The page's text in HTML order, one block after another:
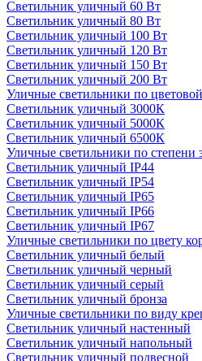
Светильник уличный 60 Вт
Светильник уличный 80 Вт
Светильник уличный 100 Вт
Светильник уличный 120 Вт
Светильник уличный 150 Вт
Светильник уличный 200 Вт
Уличные светильники по
Cветильник уличный 3000К
Cветильник уличный 5000К
Cветильник уличный 6500К
Уличные светильники по степени
Светильник уличный IP44
Светильник уличный IP54
Светильник уличный IP65
Светильник уличный IP66
Светильник уличный IP67
Уличные светильники по цвету
Светильник уличный белый
Светильник уличный черный
Светильник уличный серый
Светильник уличный бронза
Уличные светильники по виду
Светильник уличный настенный
Светильник уличный напольный
Светильник уличный подвесной